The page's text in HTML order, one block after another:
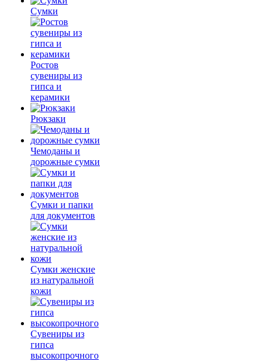
Сумки
Ростов
сувениры из
гипса и
керамики
Рюкзаки
Чемоданы и
дорожные сумки
Сумки и папки
для документов
Сумки женские
из натуральной
кожи
Сувениры из
гипса
высокопрочного